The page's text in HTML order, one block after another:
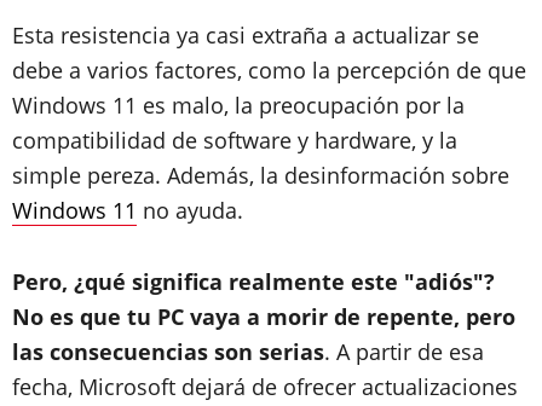
Esta resistencia ya casi extraña a actualizar se
debe a varios factores, como la percepción de que
Windows 11 es malo, la preocupación por la
compatibilidad de software y hardware, y la
simple pereza. Además, la desinformación sobre
Windows 11 no ayuda.
Pero, ¿qué significa realmente este "adiós"?
No es que tu PC vaya a morir de repente, pero
las consecuencias son serias. A partir de esa
fecha, Microsoft dejará de ofrecer actualizaciones